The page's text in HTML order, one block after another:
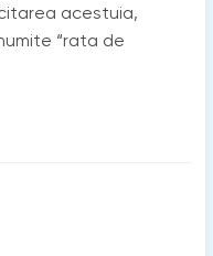
acestuia,
“rata de